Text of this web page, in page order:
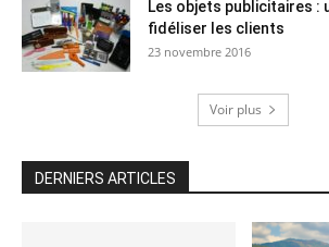
Les objets publicitaires :
fidéliser les clients
23 novembre 2016
Voir plus
DERNIERS ARTICLES